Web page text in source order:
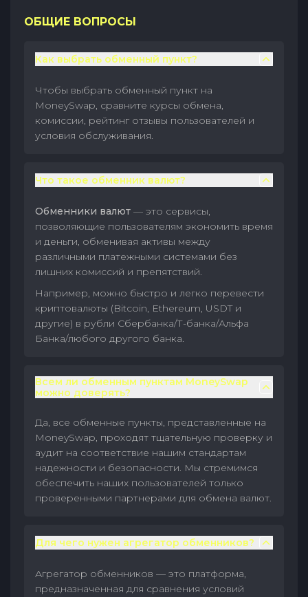
ОБЩИЕ ВОПРОСЫ
Как выбрать обменный пункт?
Чтобы выбрать обменный пункт на
MoneySwap, сравните курсы обмена,
комиссии, рейтинг отзывы пользователей и
условия обслуживания.
Что такое обменник валют?
Обменники валют — это сервисы,
позволяющие пользователям экономить время
и деньги, обменивая активы между
различными платежными системами без
лишних комиссий и препятствий.
Например, можно быстро и легко перевести
криптовалюты (Bitcoin, Ethereum, USDT и
другие) в рубли Сбербанка/Т-банка/Альфа
Банка/любого другого банка.
Всем ли обменным пунктам MoneySwap
можно доверять?
Да, все обменные пункты, представленные на
MoneySwap, проходят тщательную проверку и
аудит на соответствие нашим стандартам
надежности и безопасности. Мы стремимся
обеспечить наших пользователей только
проверенными партнерами для обмена валют.
Для чего нужен агрегатор обменников?
Агрегатор обменников — это платформа,
предназначенная для сравнения условий